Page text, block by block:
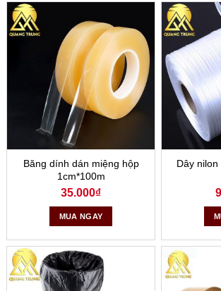
Băng dính dán miệng hộp
1cm*100m
35.000₫
MUA NGAY
Dây